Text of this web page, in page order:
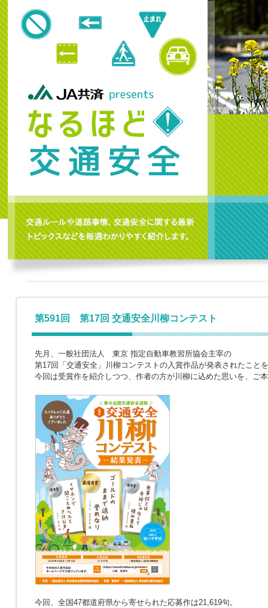
第591回 第17回 交通安全川柳コンテスト
先月、一般社団法人 東京 指定自動車教習所協会主宰の
第17回「交通安全」川柳コンテストの入賞作品が発表されたこと
今回は受賞作を紹介しつつ、作者の方が川柳に込めた思いを、ご
今回、全国47都道府県から寄せられた応募作は21,619句。